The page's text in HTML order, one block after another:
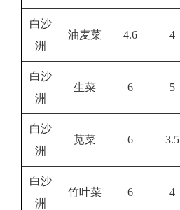
白沙
洲
油麦菜 4.6 4
白沙
洲
生菜 6 5
白沙
洲
苋菜 6 3.5
白沙
洲
竹叶菜 6 4